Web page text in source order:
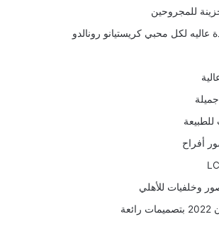
للمجروحين
عاليه لكل محبي كريستيانو رونالدو
أفراح
وخلفيات للأهلي